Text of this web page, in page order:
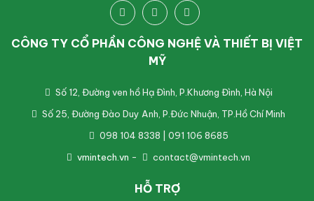
CÔNG TY CỔ PHẦN CÔNG NGHỆ VÀ THIẾT BỊ VIỆT
MỸ
Số 12, Đường ven hồ Hạ Đình, P.Khương Đình, Hà Nội
Số 25, Đường Đào Duy Anh, P.Đức Nhuận, TP.Hồ Chí Minh
098 104 8338 | 091 106 8685
vmintech.vn - contact@vmintech.vn
HỖ TRỢ